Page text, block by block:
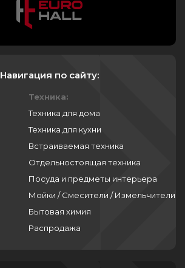
Навигация по сайту:
Техника:
Техника для дома
Техника для кухни
Встраиваемая техника
Отдельностоящая техника
Посуда и предметы интерьера
Мойки / Смесители / Измельчители
Бытовая химия
Распродажа